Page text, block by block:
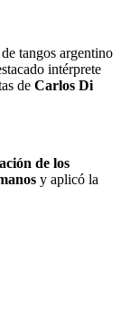
tangos argentino
intérprete
de Carlos Di
de los
y aplicó la